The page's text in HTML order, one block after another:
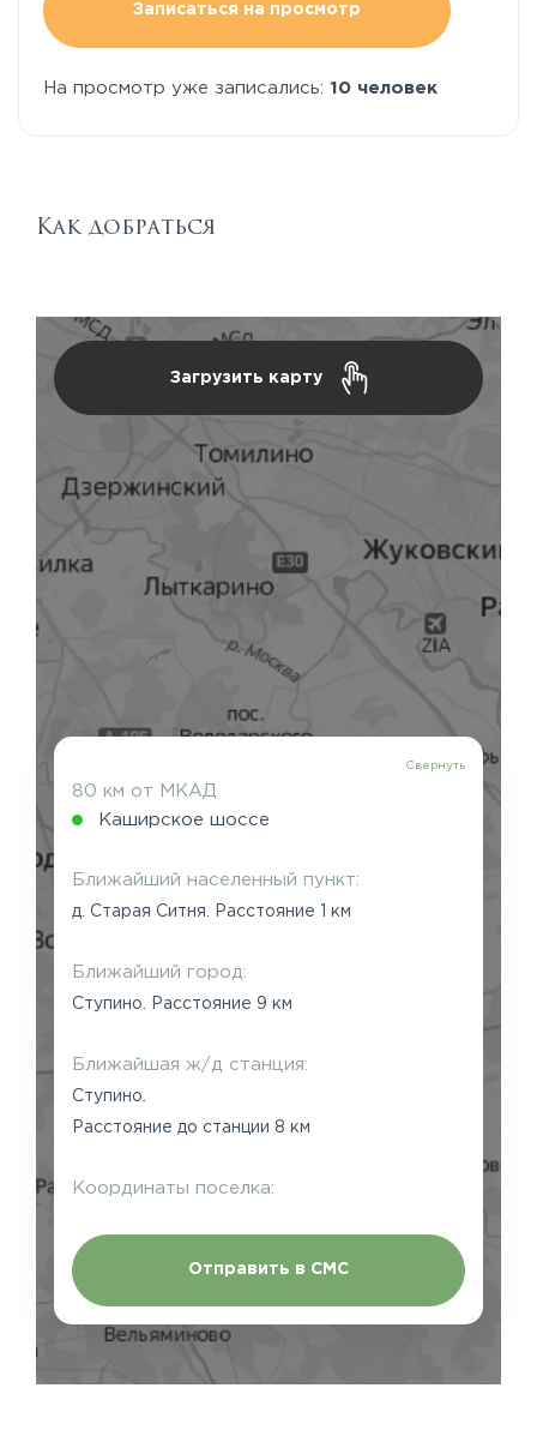
Записаться на просмотр
На просмотр уже записались: 10 человек
Как добраться
Загрузить карту
Свернуть
80 км от МКАД
Каширское шоссе
Ближайший населенный пункт:
д. Старая Ситня. Расстояние 1 км
Ближайший город:
Ступино. Расстояние 9 км
Ближайшая ж/д станция:
Ступино.
Расстояние до станции 8 км
Координаты поселка:
Отправить в СМС